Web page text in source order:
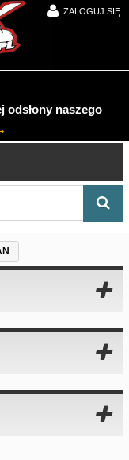
ZALOGUJ SIĘ
odsłony naszego